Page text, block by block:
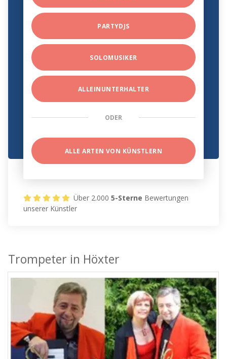
PARTYDJS
SOLOMUSIKER
ALLEINUNTERHALTER
ODER
ALLE ARTEN VON KÜNSTLERN
Über 2.0005-Sterne Bewertungen
unserer Künstler
Trompeter in Höxter